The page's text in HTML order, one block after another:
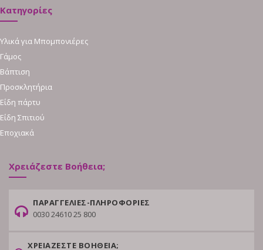
Κατηγορίες
Υλικά για Μπομπονιέρες
Γάμος
Βάπτιση
Προσκλητήρια
Είδη πάρτυ
Είδη Σπιτιού
Εποχιακά
Χρειάζεστε Βοήθεια;
ΠΑΡΑΓΓΕΛΙΕΣ-ΠΛΗΡΟΦΟΡΙΕΣ
0030 24610 25 800
ΧΡΕΙΑΖΕΣΤΕ ΒΟΗΘΕΙΑ;